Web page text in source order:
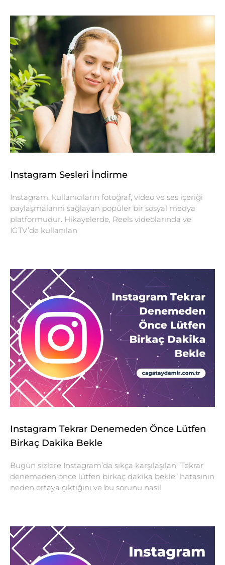
Instagram Sesleri İndirme
Instagram, kullanıcıların fotoğraf, video ve ses içeriği
paylaşmalarını sağlayan popüler bir sosyal medya
platformudur. Hikayelerde, Reels videolarında ve
IGTV’de kullanılan
Instagram Tekrar Denemeden Önce Lütfen
Birkaç Dakika Bekle
Bugün sizlere Instagram’da sıkça karşılaşılan “Tekrar
denemeden önce lütfen birkaç dakika bekle” hatasının
neden ortaya çıktığını ve bu sorunu nasıl